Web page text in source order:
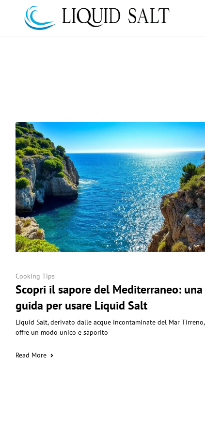
Cooking Tips
Scopri il sapore del Mediterraneo: una
guida per usare Liquid Salt
Liquid Salt, derivato dalle acque incontaminate del Mar Tirreno,
offre un modo unico e saporito
Read More